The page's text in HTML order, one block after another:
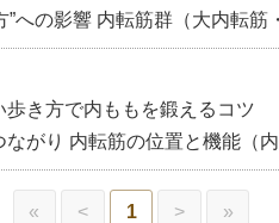
”への影響 内転筋群（大内転
き方で内ももを鍛えるコツ
がり 内転筋の位置と機能（
« < 1 > »